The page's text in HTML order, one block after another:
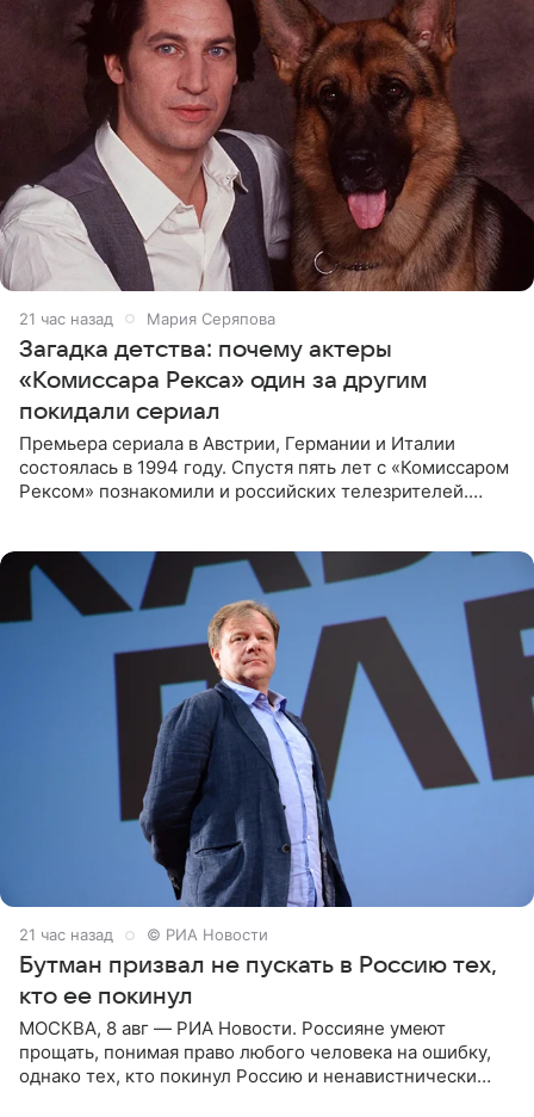
21 час назад Мария Серяпова
Загадка детства: почему актеры
«Комиссара Рекса» один за другим
покидали сериал
Премьера сериала в Австрии, Германии и Италии
состоялась в 1994 году. Спустя пять лет с «Комиссаром
Рексом» познакомили и российских телезрителей.
21 час назад © РИА Новости
Бутман призвал не пускать в Россию тех,
кто ее покинул
МОСКВА, 8 авг — РИА Новости. Россияне умеют
прощать, понимая право любого человека на ошибку,
однако тех, кто покинул Россию и ненавистнически